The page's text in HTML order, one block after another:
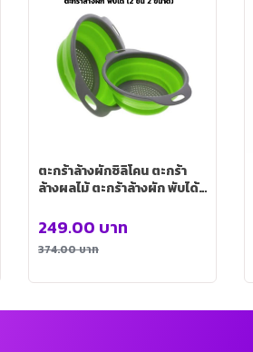
ตะกร้าล้างผักซิลิโคน ตะกร้า
ล้างผลไม้ ตะกร้าล้างผัก พับได้
374.00บาท
249.00 บาท